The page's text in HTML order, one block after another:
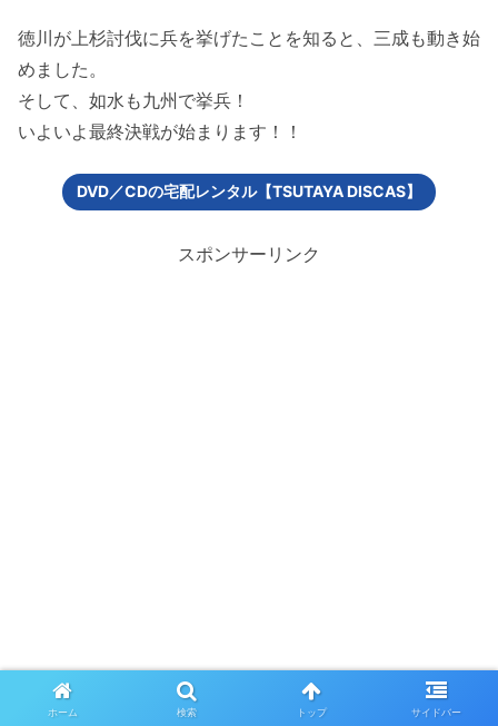
徳川が上杉討伐に兵を挙げたことを知ると、三成も動き始
めました。
そして、如水も九州で挙兵！
いよいよ最終決戦が始まります！！
DVD／CDの宅配レンタル【TSUTAYA DISCAS】
スポンサーリンク
ホーム 検索 トップ サイドバー